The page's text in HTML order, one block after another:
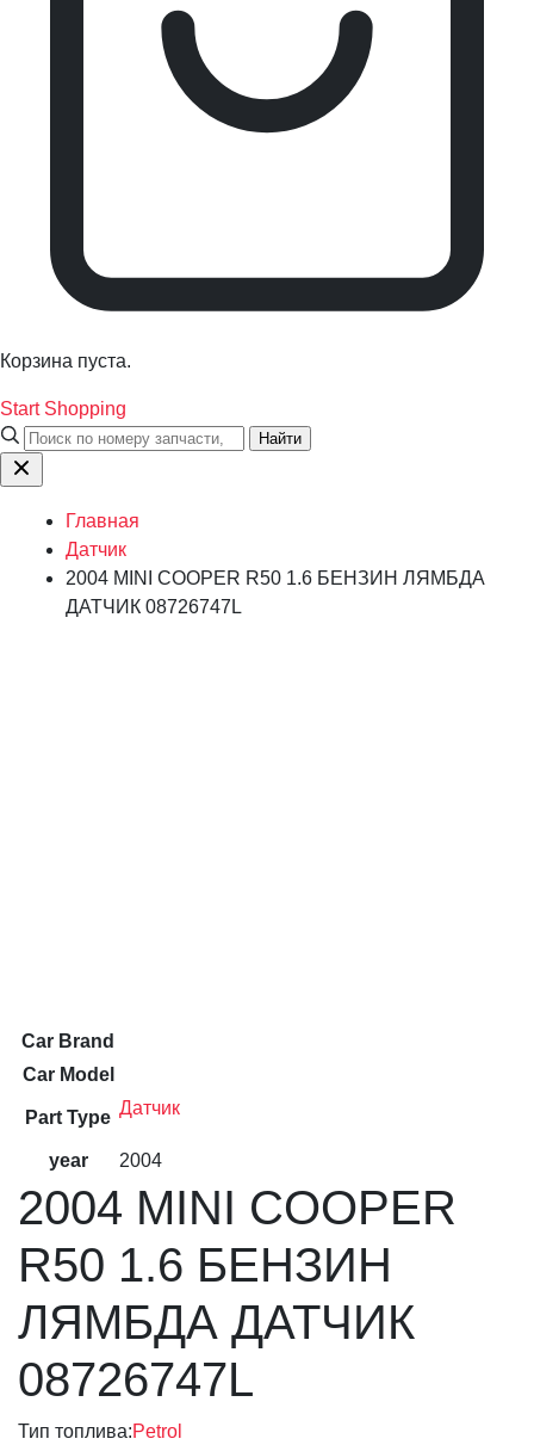
Корзина пуста.
Start Shopping
Найти
Главная
Датчик
2004 MINI COOPER R50 1.6 БЕНЗИН ЛЯМБДА
ДАТЧИК 08726747L
Car Brand
Car Model
Part Type Датчик
year 2004
2004 MINI COOPER
R50 1.6 БЕНЗИН
ЛЯМБДА ДАТЧИК
08726747L
Тип топлива:Petrol